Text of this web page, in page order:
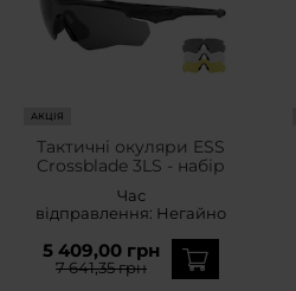
АКЦІЯ
Тактичні окуляри ESS
Crossblade 3LS - набір
Час
відправлення: Негайно
5 409,00 грн
7 641,35 грн